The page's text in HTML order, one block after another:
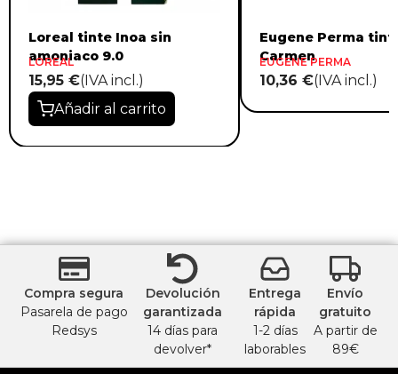
Loreal tinte Inoa sin
amoniaco 9.0
LOREAL
15,95 €(IVA incl.)
Añadir al carrito
Eugene Perma
Carmen
EUGENE PERMA
10,36 €(IVA incl.)
Compra segura
Pasarela de pago
Redsys
Devolución
garantizada
14 días para
devolver*
Entrega
rápida
1-2 días
laborables
Envío
gratuito
A partir de
89€